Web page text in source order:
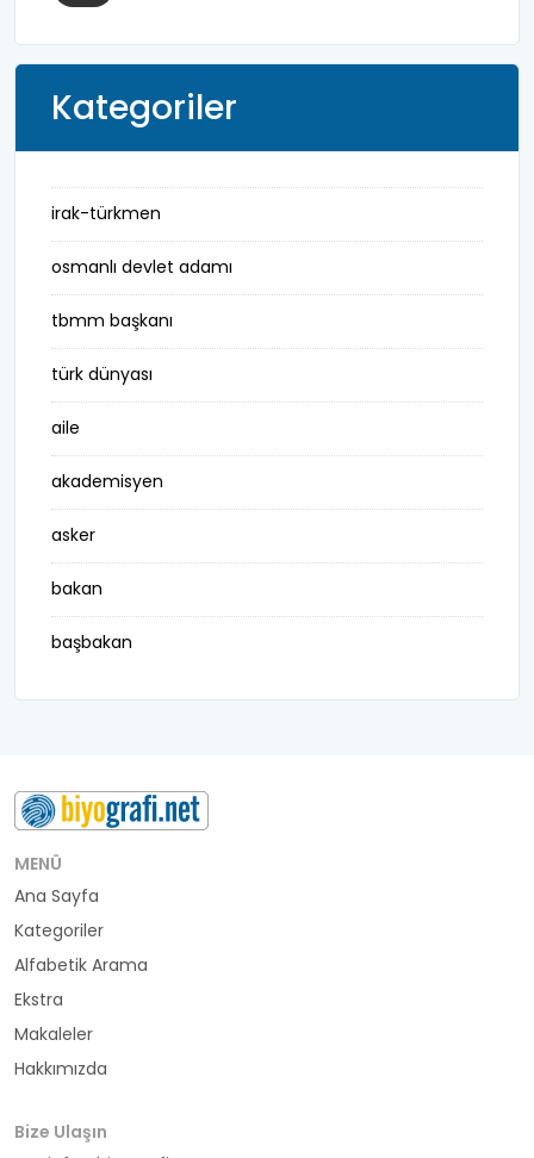
Kategoriler
irak-türkmen
osmanlı devlet adamı
tbmm başkanı
türk dünyası
aile
akademisyen
asker
bakan
başbakan
belediye başkanı
buluş
bürokrat
büyükelçi
cumhurbaşkanı
din adamı
doktor
MENÜ
Ana Sayfa
Kategoriler
Alfabetik Arama
Ekstra
Makaleler
Hakkımızda
Bize Ulaşın